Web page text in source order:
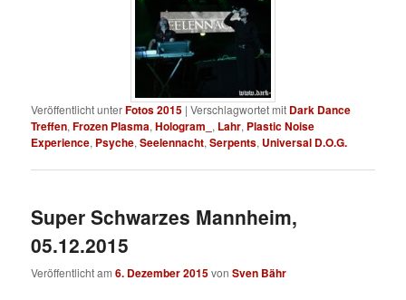
Veröffentlicht unterFotos 2015 |Verschlagwortet mit Dark Dance
Treffen,Frozen Plasma,Hologram_ , Lahr, Plastic Noise
Experience, Psyche,Seelennacht,Serpents, Universal D.O.G.
Super Schwarzes Mannheim,
05.12.2015
Veröffentlicht am6. Dezember 2015vonSven Bähr